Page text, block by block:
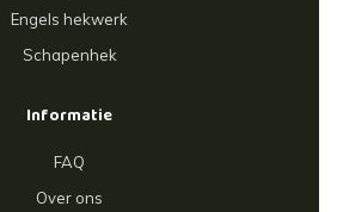
Engels hekwerk
Schapenhek
Informatie
FAQ
Over ons